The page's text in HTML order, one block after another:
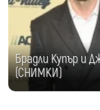
Брадли Купър и
(СНИМКИ)